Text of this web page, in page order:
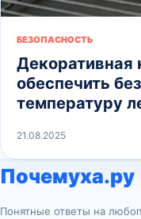
БЕЗОПАСНОСТЬ
Декоративная
обеспечить
температуру
21.08.2025
Почемуха.ру
Понятные ответы на